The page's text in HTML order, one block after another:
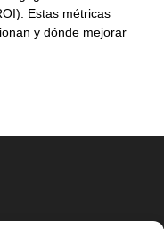
Estas métricas
y dónde mejorar